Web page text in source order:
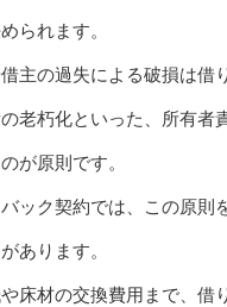
られます。
主の過失による破損は借
老朽化といった、所有者
が原則です。
ック契約では、この原則
あります。
床材の交換費用まで、借